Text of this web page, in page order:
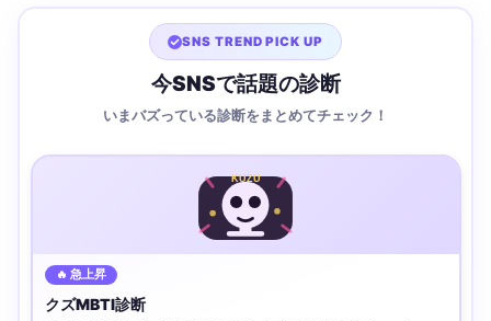
SNS TREND PICK UP
今SNSで話題の診断
いまバズっている診断をまとめてチェック！
KUZU
🔥 急上昇
クズMBTI診断